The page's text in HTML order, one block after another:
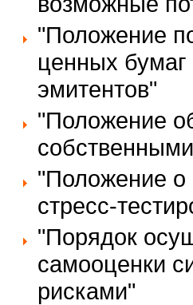
"Положение
ценных бумаг
эмитентов"
"Положение
"Положение о
стресс-
"Порядок
самооценки
рисками"